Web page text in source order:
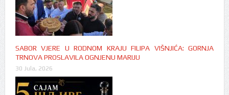
SABOR VJERE U RODNOM KRAJU FILIPA VIŠNJIĆA: GORNJA
TRNOVA PROSLAVILA OGNJENU MARIJU
30 Jula, 2026